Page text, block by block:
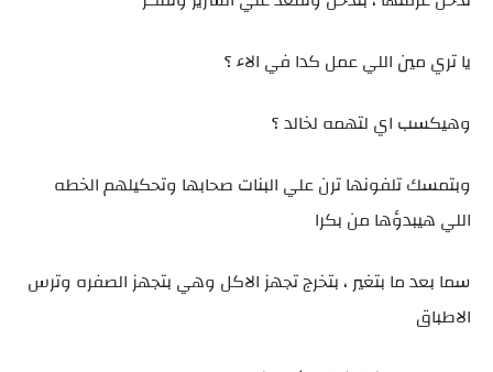
يا تري مين اللي عمل كدا في الاء ؟
وهيكسب اي لتهمه لخالد ؟
وبتمسك تلفونها ترن علي البنات صحابها وتحكيلهم الخطه
اللي هيبدؤها من بكرا
سما بعد ما بتغير ، بتخرج تجهز الاكل وهي بتجهز الصفره وترس
الاطباق